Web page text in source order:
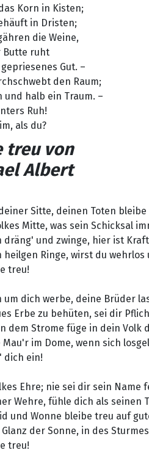
Korn in Kisten;
in Dristen;
die Weine,
Butte ruht
Gut. –
den Raum;
und halb ein Traum. –
Ruh!
als du?
treuvon
Albert
Sitte, deinen Toten
Mitte, was sein Schicksal
dräng' und zwinge, hier ist
Ringe, wirst du wehrlos
treu!
um dich werbe, deine Brüder
Erbe zu behüten, sei dir
dem Strome füge in dein Volk
im Dome, wenn sich
dich ein!
Ehre; nie sei dir sein Name
Wehre, fühle dich als seinen
und Wonne bleibe treu auf
der Sonne, in des
treu!